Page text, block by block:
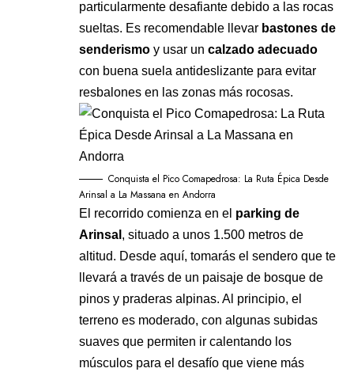
particularmente desafiante debido a las rocas
sueltas. Es recomendable llevar bastones de
senderismo y usar un calzado adecuado
con buena suela antideslizante para evitar
resbalones en las zonas más rocosas.
Conquista el Pico Comapedrosa: La Ruta Épica Desde
Arinsal a La Massana en Andorra
El recorrido comienza en el parking de
Arinsal , situado a unos 1.500 metros de
altitud. Desde aquí, tomarás el sendero que te
llevará a través de un paisaje de bosque de
pinos y praderas alpinas. Al principio, el
terreno es moderado, con algunas subidas
suaves que permiten ir calentando los
músculos para el desafío que viene más